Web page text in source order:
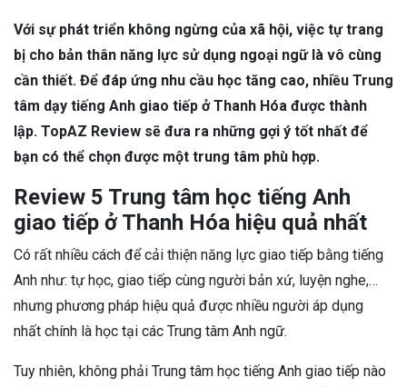
Với sự phát triển không ngừng của xã hội, việc tự trang
bị cho bản thân năng lực sử dụng ngoại ngữ là vô cùng
cần thiết. Để đáp ứng nhu cầu học tăng cao, nhiều Trung
tâm dạy tiếng Anh giao tiếp ở Thanh Hóa được thành
lập. TopAZ Review sẽ đưa ra những gợi ý tốt nhất để
bạn có thể chọn được một trung tâm phù hợp.
Review 5 Trung tâm học tiếng Anh
giao tiếp ở Thanh Hóa hiệu quả nhất
Có rất nhiều cách để cải thiện năng lực giao tiếp bằng tiếng
Anh như: tự học, giao tiếp cùng người bản xứ, luyện nghe,…
nhưng phương pháp hiệu quả được nhiều người áp dụng
nhất chính là học tại các Trung tâm Anh ngữ.
Tuy nhiên, không phải Trung tâm học tiếng Anh giao tiếp nào